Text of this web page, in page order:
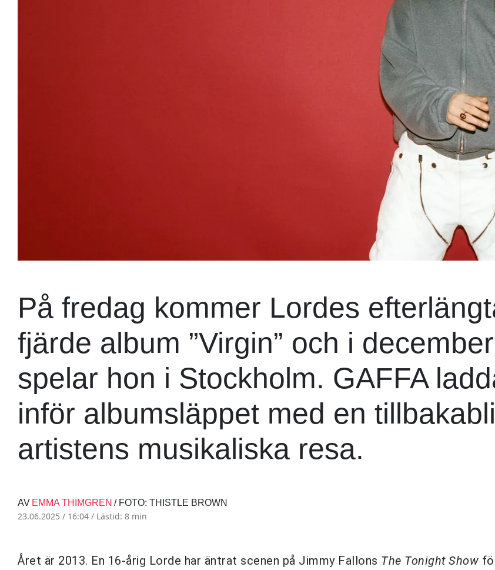
På fredag kommer Lordes
fjärde album ”Virgin” och i december
spelar hon i Stockholm. GAFFA
inför albumsläppet med en
artistens musikaliska resa.
AV EMMA THIMGREN / FOTO: THISTLE BROWN
23.06.2025 / 16:04 / Lästid: 8 min
Året är 2013. En 16-årig Lorde har äntrat scenen på Jimmy Fallons The Tonight Show